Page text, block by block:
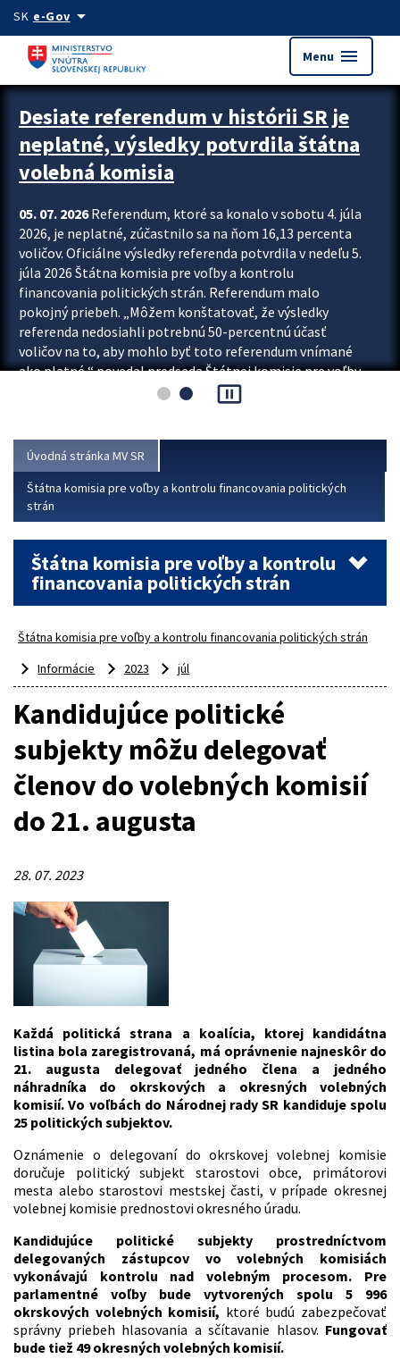
Preskocit na hlavný obsah
SK e-Govarrow_drop_down
Menu menu
Zastavit automatický posun upútavok
Desiate referendum v histórii SR je
neplatné, výsledky potvrdila štátna
volebná komisia
05. 07. 2026Referendum, ktoré sa konalo v sobotu 4. júla
2026, je neplatné, zúčastnilo sa na ňom 16,13 percenta
voličov. Oficiálne výsledky referenda potvrdila v nedeľu 5.
júla 2026 Štátna komisia pre voľby a kontrolu
financovania politických strán. Referendum malo
pokojný priebeh. „Môžem konštatovať, že výsledky
referenda nedosiahli potrebnú 50-percentnú účasť
voličov na to, aby mohlo byť toto referendum vnímané
ako platné,“ povedal predseda Štátnej komisie pre voľby
a kontrolu financovania politických...
pause_presentation
Úvodná stránka MV SR
Štátna komisia pre voľby a kontrolu financovania politických
strán
Štátna komisia pre voľby a kontrolu
financovania politických strán
Štátna komisia pre voľby a kontrolu financovania politických strán
Informácie
2023 júl
Kandidujúce politické
subjekty môžu delegovať
členov do volebných komisií
do 21. augusta
28. 07. 2023
Každá politická strana a koalícia, ktorej kandidátna
listina bola zaregistrovaná, má oprávnenie najneskôr do
21. augusta delegovať jedného člena a jedného
náhradníka do okrskových a okresných volebných
komisií. Vo voľbách do Národnej rady SR kandiduje spolu
25 politických subjektov.
Oznámenie o delegovaní do okrskovej volebnej komisie
doručuje politický subjekt starostovi obce, primátorovi
mesta alebo starostovi mestskej časti, v prípade okresnej
volebnej komisie prednostovi okresného úradu.
Kandidujúce politické subjekty prostredníctvom
delegovaných zástupcov vo volebných komisiách
vykonávajú kontrolu nad volebným procesom. Pre
parlamentné voľby bude vytvorených spolu 5 996
okrskových volebných komisií, ktoré budú zabezpečovať
správny priebeh hlasovania a sčítavanie hlasov. Fungovať
bude tiež 49 okresných volebných komisií.